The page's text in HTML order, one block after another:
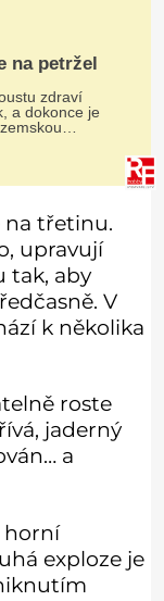
ve svém
na petržel
zdraví
a dokonce je
plný
vitaminy
A, vitamin
na třetinu.
upravují
tak, aby
V
k několika
roste
jaderný
a
horní
exploze je